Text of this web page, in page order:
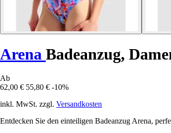
Arena Badeanzug,
Ab
62,00 € 55,80 € -10%
inkl. MwSt. zzgl. Versandkosten
Entdecken Sie den einteiligen Badeanzug Arena,